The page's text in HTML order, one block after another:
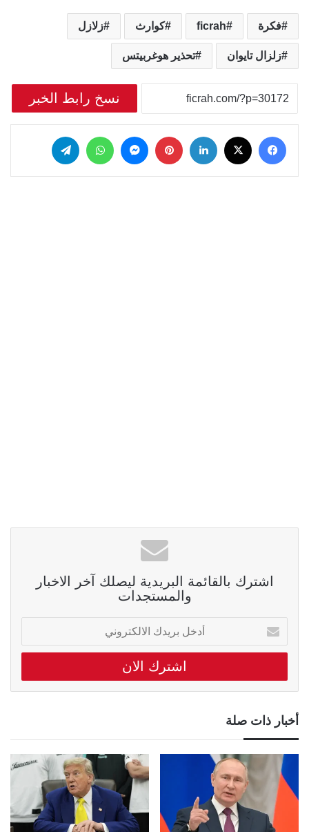
فكرة ficrah كوارث زلازل
زلزال تايوان تحذير هوغربيتس
نسخ رابط الخبر
فيسبوك لينكدإن بينتيريست
ماسنجر واتساب
اشترك بالقائمة البريدية ليصلك آخر الاخبار
والمستجدات
أدخل
بريدك
الالكتروني
أخبار ذات صلة